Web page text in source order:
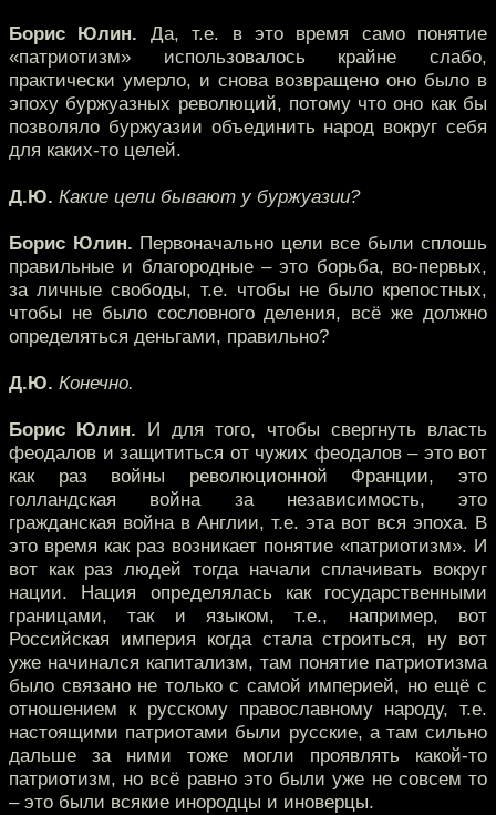
Борис Юлин. Да, т.е. в это время само понятие
«патриотизм» использовалось крайне слабо,
практически умерло, и снова возвращено оно было в
эпоху буржуазных революций, потому что оно как бы
позволяло буржуазии объединить народ вокруг себя
для каких-то целей.
Д.Ю. Какие цели бывают у буржуазии?
Борис Юлин. Первоначально цели все были сплошь
правильные и благородные – это борьба, во-первых,
за личные свободы, т.е. чтобы не было крепостных,
чтобы не было сословного деления, всё же должно
определяться деньгами, правильно?
Д.Ю. Конечно.
Борис Юлин. И для того, чтобы свергнуть власть
феодалов и защититься от чужих феодалов – это вот
как раз войны революционной Франции, это
голландская война за независимость, это
гражданская война в Англии, т.е. эта вот вся эпоха. В
это время как раз возникает понятие «патриотизм». И
вот как раз людей тогда начали сплачивать вокруг
нации. Нация определялась как государственными
границами, так и языком, т.е., например, вот
Российская империя когда стала строиться, ну вот
уже начинался капитализм, там понятие патриотизма
было связано не только с самой империей, но ещё с
отношением к русскому православному народу, т.е.
настоящими патриотами были русские, а там сильно
дальше за ними тоже могли проявлять какой-то
патриотизм, но всё равно это были уже не совсем то
– это были всякие инородцы и иноверцы.